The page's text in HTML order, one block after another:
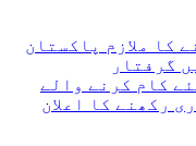
کا ملازم پاکستان
گرفتار
کام کرنے والے
رکھنے کا اعلان